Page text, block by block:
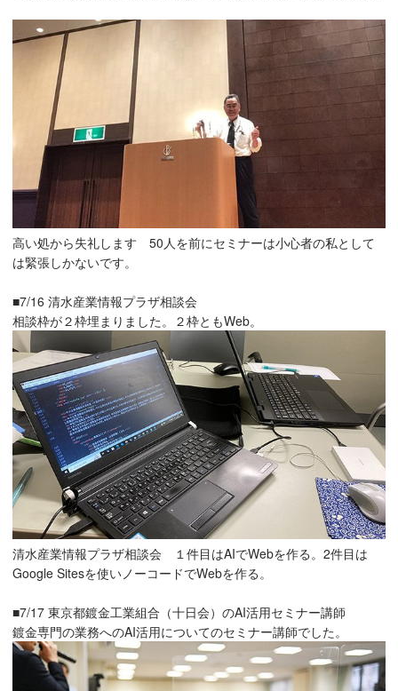
高い処から失礼します 50人を前にセミナーは小心者の私として
は緊張しかないです。
■7/16 清水産業情報プラザ相談会
相談枠が２枠埋まりました。２枠ともWeb。
清水産業情報プラザ相談会 １件目はAIでWebを作る。2件目は
Google Sitesを使いノーコードでWebを作る。
■7/17 東京都鍍金工業組合（十日会）のAI活用セミナー講師
鍍金専門の業務へのAI活用についてのセミナー講師でした。